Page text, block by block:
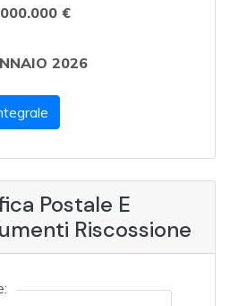
€
2026
Postale E
Riscossione